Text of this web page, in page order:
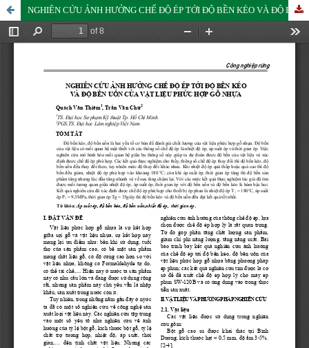
NGHIÊN CỨU ẢNH HƯỞNG CHẾ ĐỘ ÉP TỚI ĐỘ BỀN KÉO VÀ ĐỘ BỀN UỐN CỦA VẬT LIỆU PHỨC HỢP GỖ NHỰA